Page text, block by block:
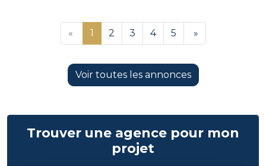
« 1 2 3 4 5 »
Voir toutes les annonces
Trouver une agence pour mon
projet